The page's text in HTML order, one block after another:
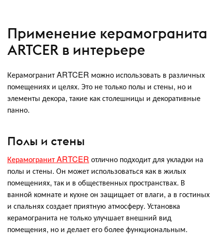
Применение керамогранита
ARTCER в интерьере
Керамогранит ARTCER можно использовать в различных
помещениях и целях. Это не только полы и стены, но и
элементы декора, такие как столешницы и декоративные
панно.
Полы и стены
Керамогранит ARTCER отлично подходит для укладки на
полы и стены. Он может использоваться как в жилых
помещениях, так и в общественных пространствах. В
ванной комнате и кухне он защищает от влаги, а в гостиных
и спальнях создает приятную атмосферу. Установка
керамогранита не только улучшает внешний вид
помещения, но и делает его более функциональным.